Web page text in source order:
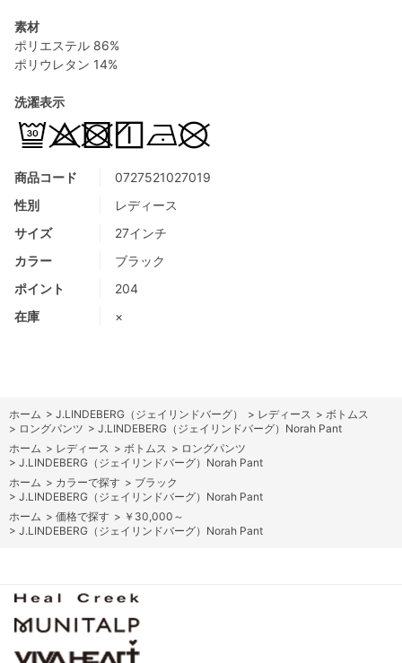
商品コード
0727521027019
性別
レディース
サイズ
27インチ
カラー
ブラック
ポイント
204
在庫
×
素材
ポリエステル 86%
ポリウレタン 14%
洗濯表示
ホーム > J.LINDEBERG（ジェイリンドバーグ） > レディース > ボトムス
> ロングパンツ > J.LINDEBERG（ジェイリンドバーグ）Norah Pant
ホーム > レディース > ボトムス > ロングパンツ
> J.LINDEBERG（ジェイリンドバーグ）Norah Pant
ホーム > カラーで探す > ブラック
> J.LINDEBERG（ジェイリンドバーグ）Norah Pant
ホーム > 価格で探す > ￥30,000～
> J.LINDEBERG（ジェイリンドバーグ）Norah Pant